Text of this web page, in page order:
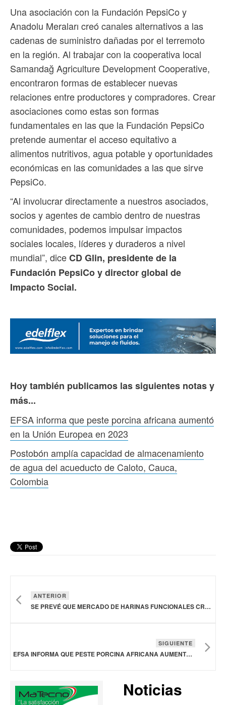
Una asociación con la Fundación PepsiCo y
Anadolu Meraları creó canales alternativos a las
cadenas de suministro dañadas por el terremoto
en la región. Al trabajar con la cooperativa local
Samandağ Agriculture Development Cooperative,
encontraron formas de establecer nuevas
relaciones entre productores y compradores. Crear
asociaciones como estas son formas
fundamentales en las que la Fundación PepsiCo
pretende aumentar el acceso equitativo a
alimentos nutritivos, agua potable y oportunidades
económicas en las comunidades a las que sirve
PepsiCo.
“Al involucrar directamente a nuestros asociados,
socios y agentes de cambio dentro de nuestras
comunidades, podemos impulsar impactos
sociales locales, líderes y duraderos a nivel
mundial”, diceCD Glin, presidente de la
Fundación PepsiCo y director global de
Impacto Social.
Hoy también publicamos las siguientes notas y
más...
EFSA informa que peste porcina africana aumentó
en la Unión Europea en 2023
Postobón amplía capacidad de almacenamiento
de agua del acueducto de Caloto, Cauca,
Colombia
ANTERIOR
SE PREVÉ QUE MERCADO DE HARINAS FUNCIONALES CREZCA EN 36.14 MIL MDD A 2028
SIGUIENTE
EFSA INFORMA QUE PESTE PORCINA AFRICANA AUMENTÓ EN LA UNIÓN EUROPEA EN 2023
Noticias